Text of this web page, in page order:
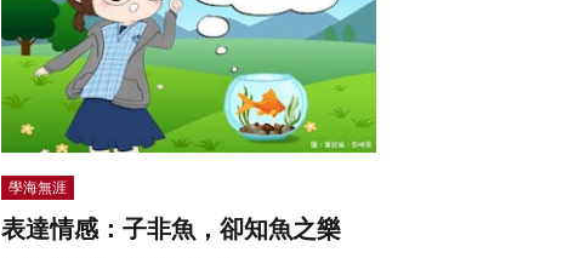
學海無涯
表達情感：子非魚，卻知魚之樂